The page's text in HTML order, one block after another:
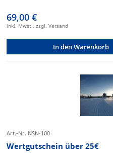
69,00 €
inkl. Mwst., zzgl. Versand
In den Warenkorb
Art.-Nr. NSN-100
Wertgutschein über 25€